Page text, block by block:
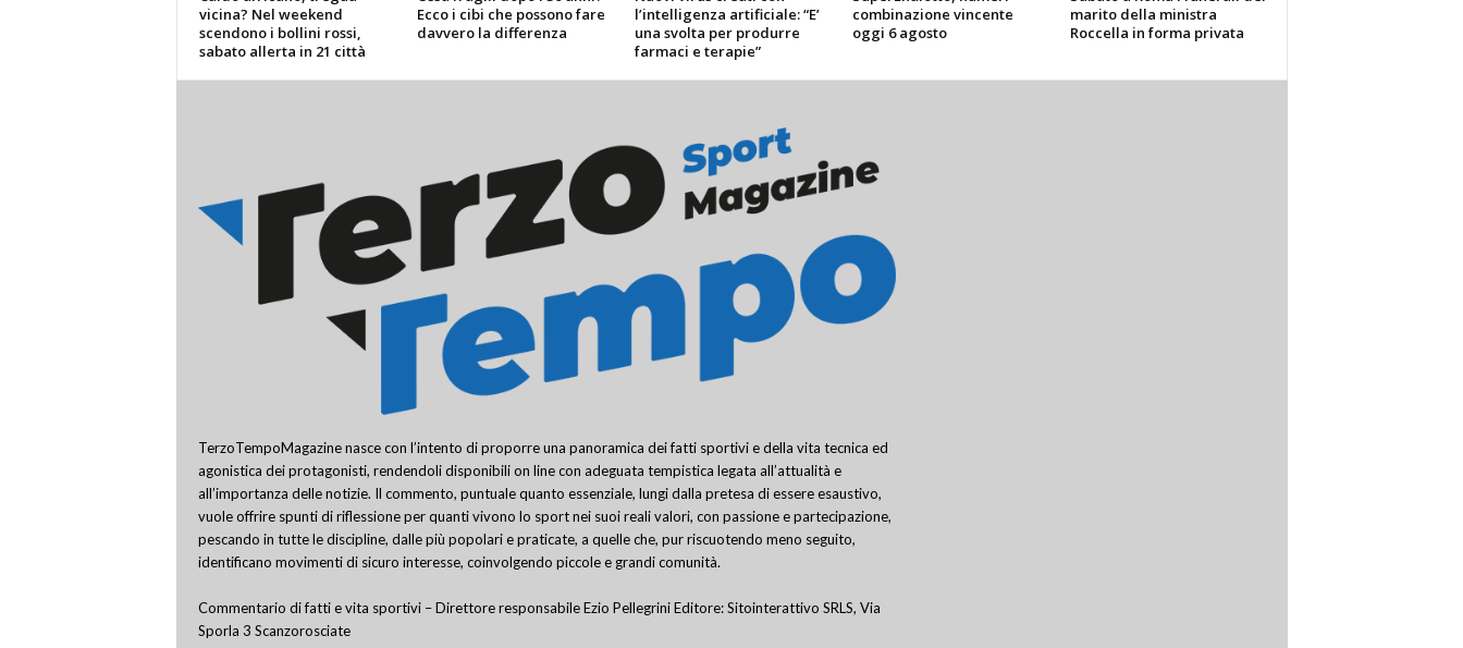
vicina? Nel weekend
scendono i bollini rossi,
sabato allerta in 21 città
Ecco i cibi che possono fare
davvero la differenza
l’intelligenza artificiale: “E’
una svolta per produrre
farmaci e terapie”
combinazione vincente
oggi 6 agosto
marito della ministra
Roccella in forma privata
TerzoTempoMagazine nasce con l’intento di proporre una panoramica dei fatti sportivi e della vita tecnica ed
agonistica dei protagonisti, rendendoli disponibili on line con adeguata tempistica legata all’attualità e
all’importanza delle notizie. Il commento, puntuale quanto essenziale, lungi dalla pretesa di essere esaustivo,
vuole offrire spunti di riflessione per quanti vivono lo sport nei suoi reali valori, con passione e partecipazione,
pescando in tutte le discipline, dalle più popolari e praticate, a quelle che, pur riscuotendo meno seguito,
identificano movimenti di sicuro interesse, coinvolgendo piccole e grandi comunità.
Commentario di fatti e vita sportivi – Direttore responsabile Ezio Pellegrini Editore: Sitointerattivo SRLS, Via
Sporla 3 Scanzorosciate